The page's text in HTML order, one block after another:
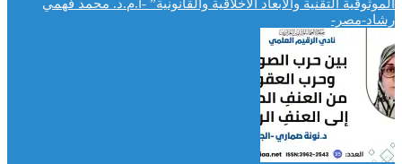
الموثوقية التقنية والأبعاد الأخلاقية والقانونية” -أ.م.د. محمد فهمي
رشاد-مصر-